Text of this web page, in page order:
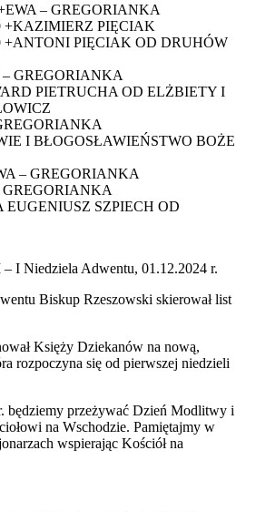
– GREGORIANKA
+KAZIMIERZ PIĘCIAK
+ANTONI PIĘCIAK OD DRUHÓW
– GREGORIANKA
PIETRUCHA OD ELŻBIETY I
I BŁOGOSŁAWIEŃSTWO BOŻE
– GREGORIANKA
GREGORIANKA
EUGENIUSZ SZPIECH OD
Niedziela Adwentu, 01.12.2024 r.
Biskup Rzeszowski skierował list
Księży Dziekanów na nową,
rozpoczyna się od pierwszej niedzieli
będziemy przeżywać Dzień Modlitwy i
na Wschodzie. Pamiętajmy w
wspierając Kościół na